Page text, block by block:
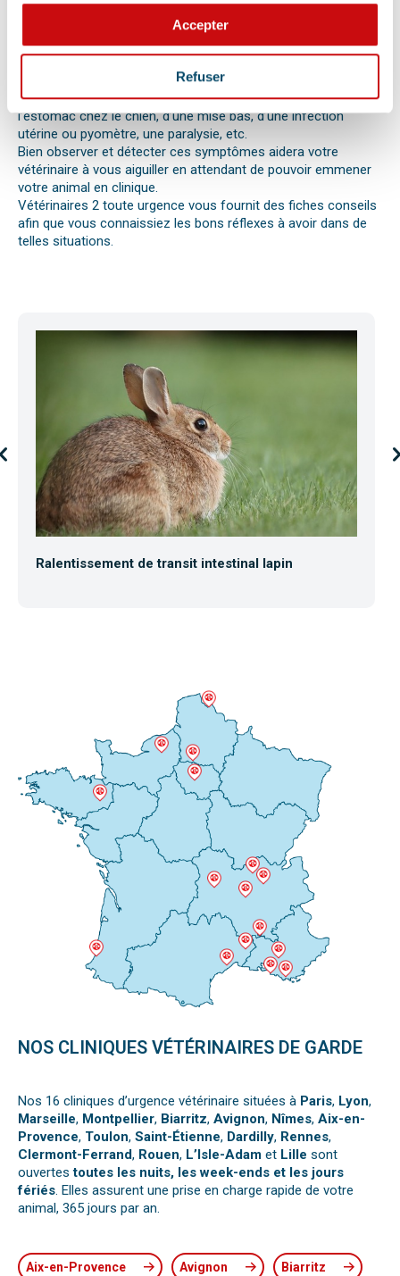
Accepter
Refuser
votre chat, chien ou autre nouvel animal de compagnie ne va
Différentes causes peuvent être à l’origine d’une urgence pour
votre compagnon. Il peut s’agir en effet d’un épillet, d’une
réaction allergique avec œdème de Quincke, d’une intoxication
ou envenimation, d’un syndrome dilatation torsion de
l’estomac chez le chien, d’une mise bas, d’une infection
utérine ou pyomètre, une paralysie, etc.
Bien observer et détecter ces symptômes aidera votre
vétérinaire à vous aiguiller en attendant de pouvoir emmener
votre animal en clinique.
Vétérinaires 2 toute urgence vous fournit des fiches conseils
afin que vous connaissiez les bons réflexes à avoir dans de
telles situations.
Ralentissement de transit intestinal lapin
NOS CLINIQUES VÉTÉRINAIRES DE GARDE
Nos 16 cliniques d’urgence vétérinaire situées à Paris, Lyon,
Marseille, Montpellier, Biarritz, Avignon, Nîmes, Aix-en-
Provence, Toulon, Saint-Étienne, Dardilly, Rennes,
Clermont-Ferrand, Rouen, L’Isle-Adam et Lille sont
ouvertestoutes les nuits, les week-ends et les jours
fériés. Elles assurent une prise en charge rapide de votre
animal, 365 jours par an.
Aix-en-Provence Avignon Biarritz